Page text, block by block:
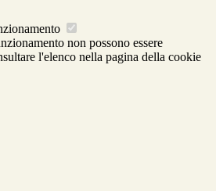
non possono essere
l'elenco nella pagina della cookie